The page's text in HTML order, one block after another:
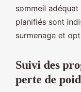
sommeil
planifiés sont
surmenage et
Suivi des
perte de